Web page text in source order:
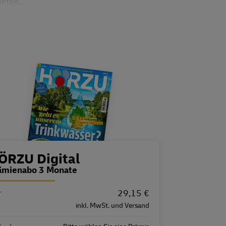
Digital
3 Monate
29,15 €
inkl. MwSt. und Versand